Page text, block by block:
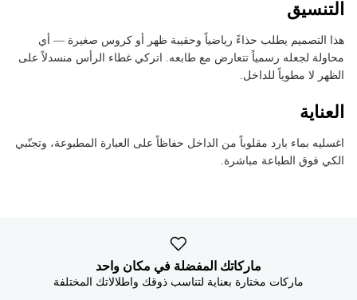
التنسيق
هذا التصميم يطلب حذاءً رياضياً وحقيبة ظهر أو كروس صغيرة — أي
محاولة لجعله رسمياً تتعارض مع طابعه. اتركي غطاء الرأس منسدلاً على
الظهر لا مطوياً للداخل.
العناية
اغسليه بماء بارد مقلوباً من الداخل حفاظاً على العبارة المطبوعة، وتجنّبي
الكي فوق الطباعة مباشرة.
ماركاتك المفضلة في مكان واحد
ماركات مختارة بعناية لتناسب ذوقك واطلالاتك المختلفة